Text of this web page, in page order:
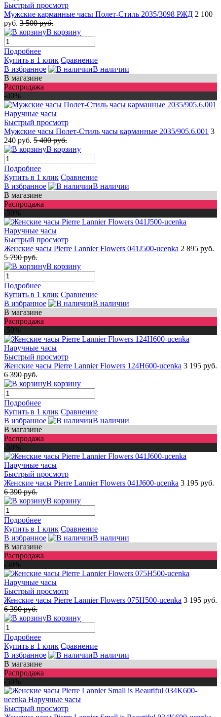
Быстрый просмотр
Мужские карманные часы Полет-Стиль 2035/3098 РЖД 2 100
руб. 3 500 руб.
В корзину
Подробнее
Купить в 1 клик Сравнение
В избранное
В наличии
В магазине
Распродажа
-40%
Быстрый просмотр
Мужские часы Полет-Стиль часы карманные 2035/905.6.001 3
240 руб. 5 400 руб.
В корзину
Подробнее
Купить в 1 клик Сравнение
В избранное
В наличии
В магазине
Распродажа
-50%
Быстрый просмотр
Женские часы Pierre Lannier Flowers 041J500-ucenka 2 895 руб.
5 790 руб.
В корзину
Подробнее
Купить в 1 клик Сравнение
В избранное
В наличии
В магазине
Распродажа
-50%
Быстрый просмотр
Женские часы Pierre Lannier Flowers 124H600-ucenka 3 195 руб.
6 390 руб.
В корзину
Подробнее
Купить в 1 клик Сравнение
В избранное
В наличии
В магазине
Распродажа
-50%
Быстрый просмотр
Женские часы Pierre Lannier Flowers 041J600-ucenka 3 195 руб.
6 390 руб.
В корзину
Подробнее
Купить в 1 клик Сравнение
В избранное
В наличии
В магазине
Распродажа
-50%
Быстрый просмотр
Женские часы Pierre Lannier Flowers 075H500-ucenka 3 195 руб.
6 390 руб.
В корзину
Подробнее
Купить в 1 клик Сравнение
В избранное
В наличии
В магазине
Распродажа
-50%
Быстрый просмотр